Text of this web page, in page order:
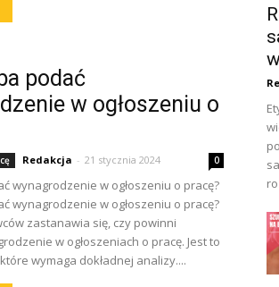
podać
w ogłoszeniu o
Redakcja - 21 stycznia 2024 0
wynagrodzenie w ogłoszeniu o pracę?
wynagrodzenie w ogłoszeniu o pracę?
zastanawia się, czy powinni
w ogłoszeniach o pracę. Jest to
wymaga dokładnej analizy....